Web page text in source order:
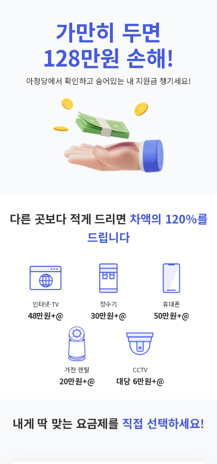
가만히 두면
128만원 손해!
아정당에서 확인하고 숨어있는 내 지원금 챙기세요!
다른 곳보다 적게 드리면 차액의 120%를
드립니다
인터넷·TV
48만원+@
정수기
30만원+@
휴대폰
50만원+@
가전 렌탈
20만원+@
CCTV
대당 6만원+@
내게 딱 맞는 요금제를 직접 선택하세요!